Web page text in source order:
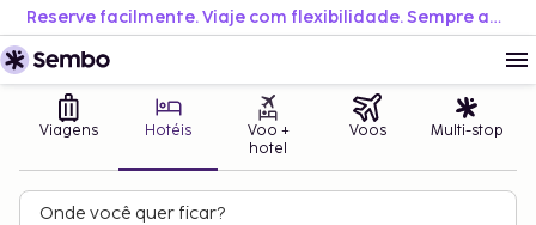
Reserve facilmente. Viaje com flexibilidade. Sempre ao melhor preço.
Viagens Hotéis
Voo +
hotel
Voos Multi-stop
Onde você quer ficar?